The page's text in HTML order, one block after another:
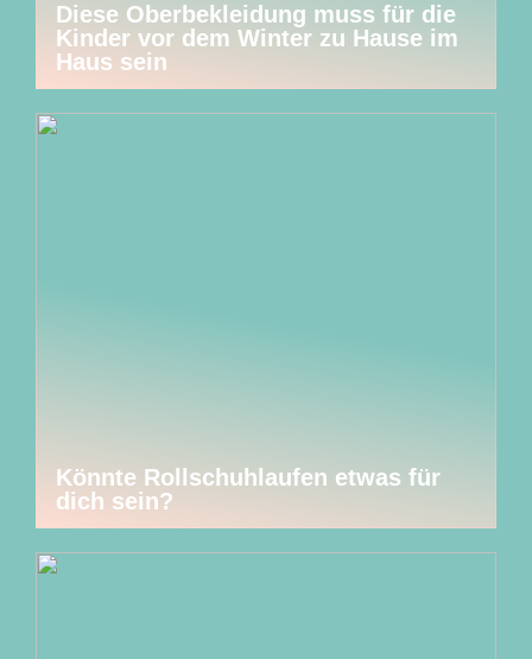
Diese Oberbekleidung muss für die
Kinder vor dem Winter zu Hause im
Haus sein
Könnte Rollschuhlaufen etwas für
dich sein?